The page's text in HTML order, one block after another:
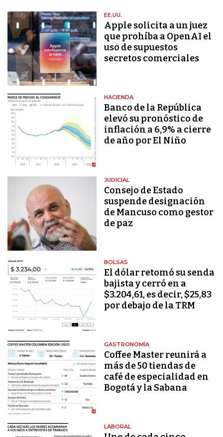
EE.UU.
Apple solicita a un juez
que prohíba a OpenAI el
uso de supuestos
secretos comerciales
HACIENDA
Banco de la República
elevó su pronóstico de
inflación a 6,9% a cierre
de año por El Niño
JUDICIAL
Consejo de Estado
suspende designación
de Mancuso como gestor
de paz
BOLSAS
El dólar retomó su senda
bajista y cerró en a
$3.204,61, es decir, $25,83
por debajo de la TRM
GASTRONOMÍA
Coffee Master reunirá a
más de 50 tiendas de
café de especialidad en
Bogotá y la Sabana
LABORAL